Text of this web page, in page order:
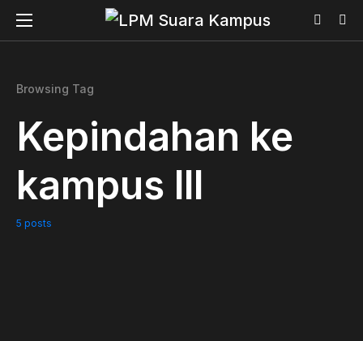
Browsing Tag
Kepindahan ke
kampus lll
5 posts